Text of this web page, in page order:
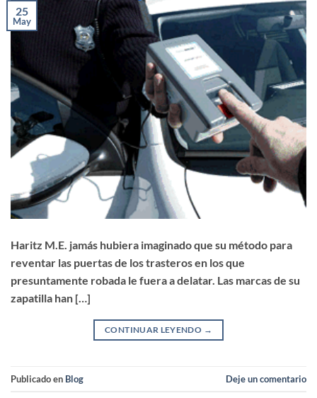
25
May
Haritz M.E. jamás hubiera imaginado que su método para
reventar las puertas de los trasteros en los que
presuntamente robada le fuera a delatar. Las marcas de su
zapatilla han […]
CONTINUAR LEYENDO →
Publicado en Blog Deje un comentario